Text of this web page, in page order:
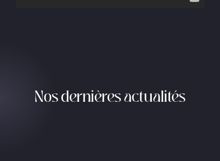
Nos dernières actualités